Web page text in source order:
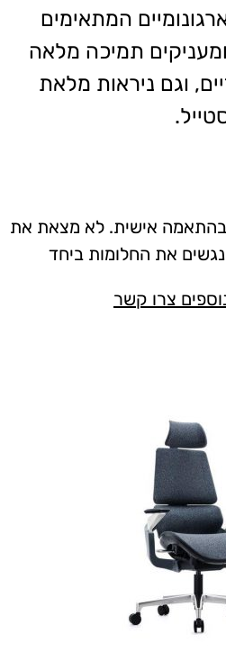
המתאימים
תמיכה מלאה
וגם ניראות מלאת
בהתאמה אישית. לא מצאת את
את החלומות ביחד
צרו קשר